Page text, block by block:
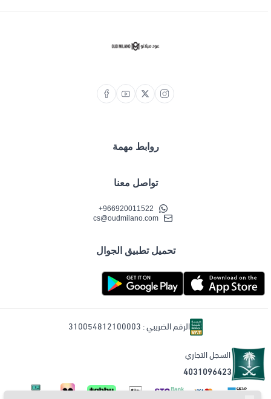
روابط مهمة
تواصل معنا
+966920011522
cs@oudmilano.com
تحميل تطبيق الجوال
السجل التجاري
4031096423
الرقم الضريبي : 310054812100003